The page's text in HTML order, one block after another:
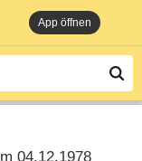
App öffnen
04.12.1978